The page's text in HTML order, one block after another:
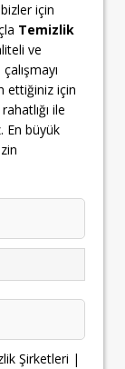
için
Temizlik
ve
ettiğiniz için
ile
En büyük
Şirketleri |